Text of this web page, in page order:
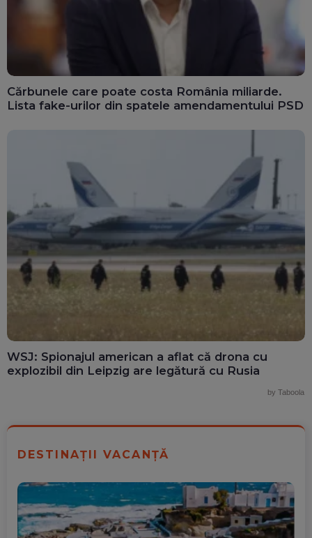
Cărbunele care poate costa România miliarde.
Lista fake-urilor din spatele amendamentului PSD
WSJ: Spionajul american a aflat că drona cu
explozibil din Leipzig are legătură cu Rusia
by Taboola
DESTINAȚII VACANȚĂ